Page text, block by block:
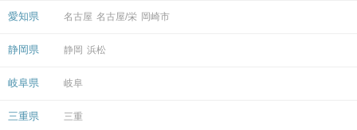
愛知県 名古屋 名古屋/栄 岡崎市
静岡県 静岡 浜松
岐阜県 岐阜
三重県 三重